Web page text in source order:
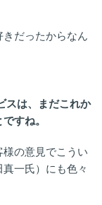
きだったからなん
スは、まだこれか
すね。
の意見でこうい
一氏）にも色々